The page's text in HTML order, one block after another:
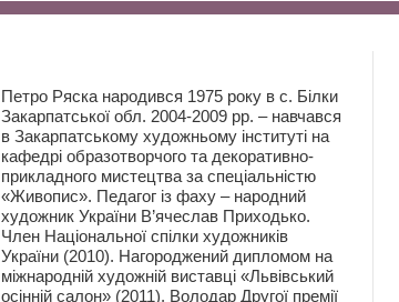
Петро Ряска народився 1975 року в с. Білки
Закарпатської обл. 2004-2009 рр. – навчався
в Закарпатському художньому інституті на
кафедрі образотворчого та декоративно-
прикладного мистецтва за спеціальністю
«Живопис». Педагог із фаху – народний
художник України В’ячеслав Приходько.
Член Нацiональної спiлки художникiв
України (2010). Нагороджений дипломом на
міжнародній художній виставці «Львівський
осінній салон» (2011). Володар Другої премії